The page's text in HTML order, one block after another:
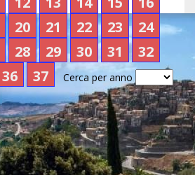
20 21 22 23
24
28 29 30 31
32
36 37 Cerca per anno